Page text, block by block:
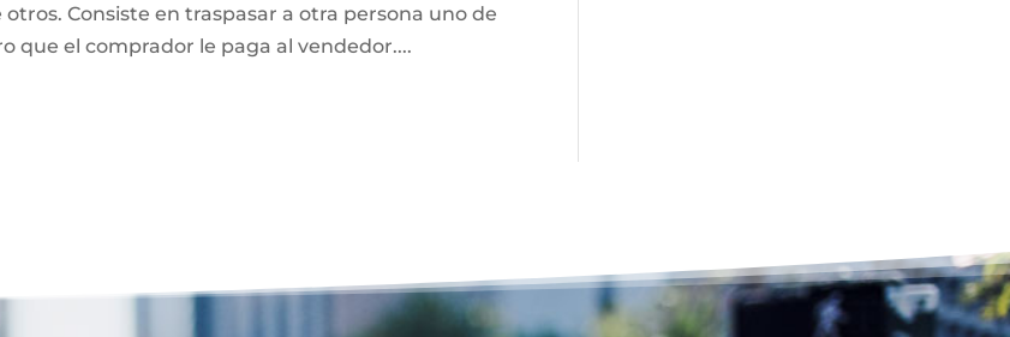
Consiste en traspasar a otra persona uno de
que el comprador le paga al vendedor....